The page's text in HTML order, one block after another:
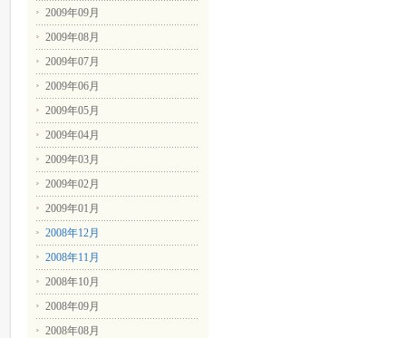
2009年09月
2009年08月
2009年07月
2009年06月
2009年05月
2009年04月
2009年03月
2009年02月
2009年01月
2008年12月
2008年11月
2008年10月
2008年09月
2008年08月